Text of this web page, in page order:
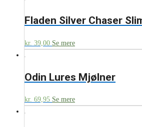
Fladen Silver Chaser
kr. 39,00 Se mere
Odin Lures Mjølner
kr. 69,95 Se mere